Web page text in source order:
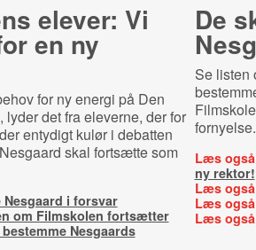
elever: Vi
en ny
for ny energi på Den
det fra eleverne, der for
entydigt kulør i debatten
skal fortsætte som
Nesgaard i forsvar
om Filmskolen fortsætter
bestemme Nesgaards
De
Se listen
fornyelse.
Læs
ny rektor!
Læs
Læs
Læs